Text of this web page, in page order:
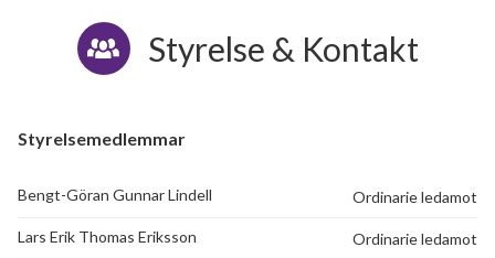
Styrelse & Kontakt
Styrelsemedlemmar
Bengt-Göran Gunnar Lindell Ordinarie ledamot
Lars Erik Thomas Eriksson Ordinarie ledamot